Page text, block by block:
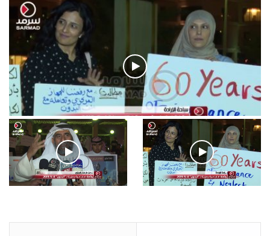
فيديو
.وقفة احتجاجية رمزية لـ”#البدون” في ساحة الإرادة 4-5-2019.
الأحد 5 مايو 2019
5-2019.
نبيع مخدرات يعني ولا خمر؟!.